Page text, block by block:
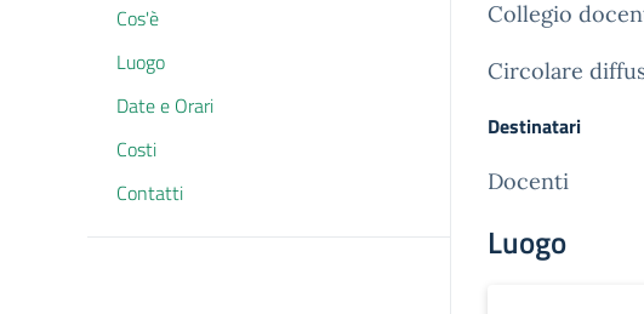
Cos'è
Luogo
Date e Orari
Costi
Contatti
Collegio
Circolare
Destinatari
Docenti
Luogo